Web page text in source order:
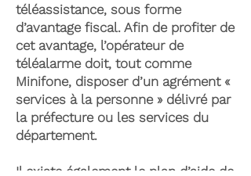
téléassistance, sous forme
d’avantage fiscal. Afin de profiter de
cet avantage, l’opérateur de
téléalarme doit, tout comme
Minifone, disposer d’un agrément «
services à la personne » délivré par
la préfecture ou les services du
département.
Il existe également le plan d’aide de